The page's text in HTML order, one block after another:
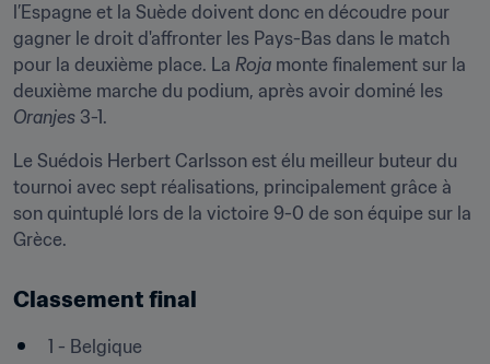
l’Espagne et la Suède doivent donc en découdre pour
gagner le droit d'affronter les Pays-Bas dans le match
pour la deuxième place. La Roja monte finalement sur la
Oranjes 3-1.
Le Suédois Herbert Carlsson est élu meilleur buteur du
tournoi avec sept réalisations, principalement grâce à
son quintuplé lors de la victoire 9-0 de son équipe sur la
Grèce.
Classement final
1 - Belgique